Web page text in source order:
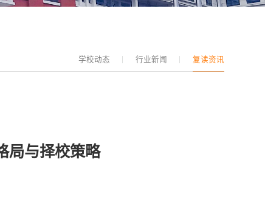
学校动态 行业新闻 复读资讯
局与择校策略